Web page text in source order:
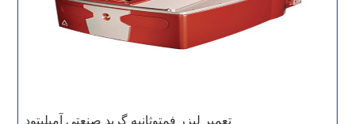
تعمیر لیزر فمتوثانیه گرید صنعتی آمپلیتود